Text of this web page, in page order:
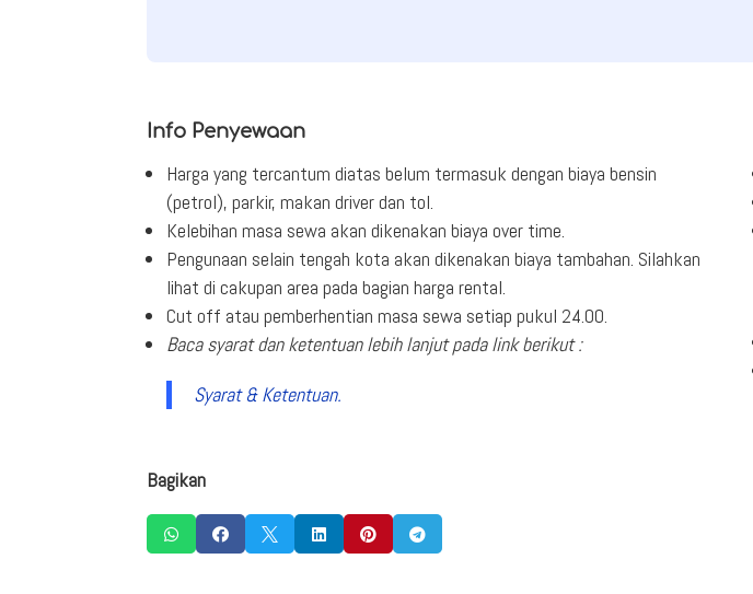
Info Penyewaan
Harga yang tercantum diatas belum termasuk dengan biaya bensin
(petrol), parkir, makan driver dan tol.
Kelebihan masa sewa akan dikenakan biaya over time.
Pengunaan selain tengah kota akan dikenakan biaya tambahan. Silahkan
lihat di cakupan area pada bagian harga rental.
Cut off atau pemberhentian masa sewa setiap pukul 24.00.
Baca syarat dan ketentuan lebih lanjut pada link berikut :
Syarat & Ketentuan.
Bagikan
     